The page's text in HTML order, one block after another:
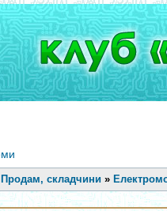
Продам, складчини »